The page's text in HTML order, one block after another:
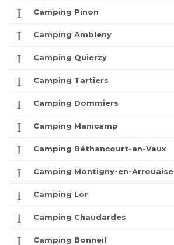
Camping Pinon
Camping Ambleny
Camping Quierzy
Camping Tartiers
Camping Dommiers
Camping Manicamp
Camping Béthancourt-en-Vaux
Camping Montigny-en-Arrouaise
Camping Lor
Camping Chaudardes
Camping Bonneil